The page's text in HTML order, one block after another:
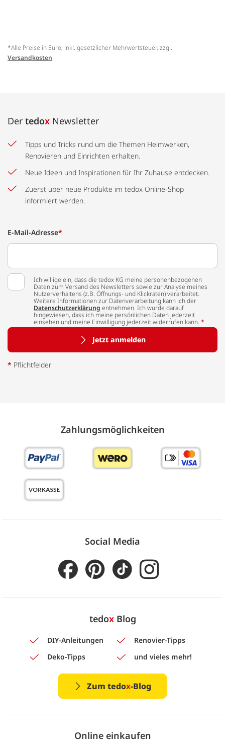
*Alle Preise in Euro, inkl. gesetzlicher Mehrwertsteuer, zzgl.
Versandkosten
Der tedox Newsletter
Tipps und Tricks rund um die Themen Heimwerken,
Renovieren und Einrichten erhalten.
Neue Ideen und Inspirationen für Ihr Zuhause entdecken.
Zuerst über neue Produkte im tedox Online-Shop
informiert werden.
E-Mail-Adresse*
Ich willige ein, dass die tedox KG meine personenbezogenen
Daten zum Versand des Newsletters sowie zur Analyse meines
Nutzerverhaltens (z.B. Öffnungs- und Klickraten) verarbeitet.
Weitere Informationen zur Datenverarbeitung kann ich der
Datenschutzerklärung entnehmen. Ich wurde darauf
hingewiesen, dass ich meine persönlichen Daten jederzeit
einsehen und meine Einwilligung jederzeit widerrufen kann. *
Jetzt anmelden
* Pflichtfelder
Zahlungs­möglich­keiten
Social Media
tedoxBlog
DIY-Anleitungen
Renovier-Tipps
Deko-Tipps
und vieles mehr!
Zum tedox-Blog
Online einkaufen